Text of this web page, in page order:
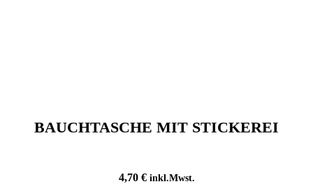
BAUCHTASCHE MIT STICKEREI
4,70 € inkl.Mwst.